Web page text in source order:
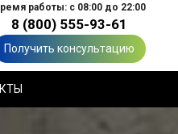
работы: с 08:00 до 22:00
8 (800) 555-93-61
Получить консультацию